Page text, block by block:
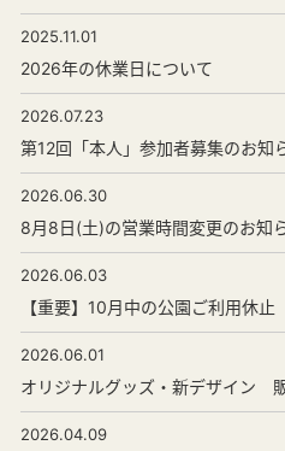
2025.11.01
2026年の休業日について
2026.07.23
第12回「本人」参加者募集のお知
2026.06.30
8月8日(土)の営業時間変更のお知
2026.06.03
【重要】10月中の公園ご利用休
2026.06.01
オリジナルグッズ・新デザイン
2026.04.09